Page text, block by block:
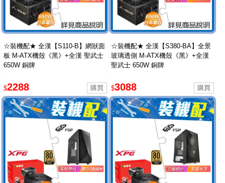
☆裝機配★ 全漢【S110-B】網狀面
板 M-ATX機殼《黑》+全漢 聖武士
650W 銅牌
$2288
☆裝機配★ 全漢【S380-BA】全景
玻璃透側 M-ATX機殼《黑》+全漢
聖武士 650W 銅牌
$3088